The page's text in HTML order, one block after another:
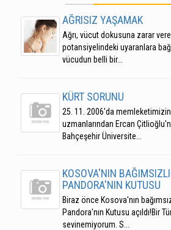
AĞRISIZ YAŞAMAK
Ağrı, vücut dokusuna zarar
potansiyelindeki uyaranlara
vücudun belli bir...
KÜRT SORUNU
25. 11. 2006'da
uzmanlarından Ercan
Bahçeşehir Üniversite...
KOSOVA'NIN
PANDORA'NIN KUTUSU
Biraz önce Kosova'nın
Pandora'nın Kutusu açıldı!Bir
sevinemiyorum. S...